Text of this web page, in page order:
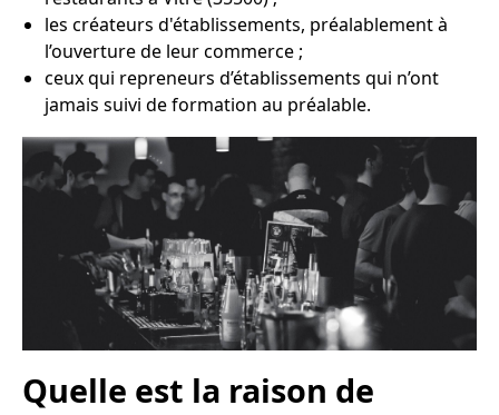
les créateurs d'établissements, préalablement à
l’ouverture de leur commerce ;
ceux qui repreneurs d’établissements qui n’ont
jamais suivi de formation au préalable.
Quelle est la raison de